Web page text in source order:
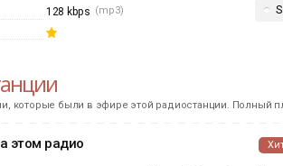
128 kbps (mp3)
которые были в эфире этой радиостанции. Полный
этом радио